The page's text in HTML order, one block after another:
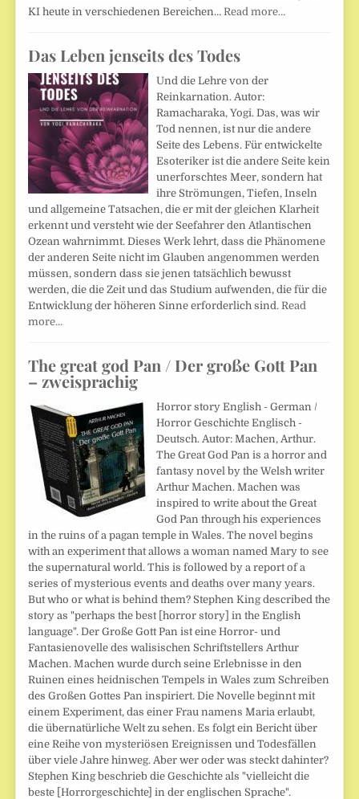
KI heute in verschiedenen Bereichen… Read more…
Das Leben jenseits des Todes
Und die Lehre von der
Reinkarnation. Autor:
Ramacharaka, Yogi. Das, was wir
Tod nennen, ist nur die andere
Seite des Lebens. Für entwickelte
Esoteriker ist die andere Seite kein
unerforschtes Meer, sondern hat
ihre Strömungen, Tiefen, Inseln
und allgemeine Tatsachen, die er mit der gleichen Klarheit
erkennt und versteht wie der Seefahrer den Atlantischen
Ozean wahrnimmt. Dieses Werk lehrt, dass die Phänomene
der anderen Seite nicht im Glauben angenommen werden
müssen, sondern dass sie jenen tatsächlich bewusst
werden, die die Zeit und das Studium aufwenden, die für die
Entwicklung der höheren Sinne erforderlich sind. Read
more…
The great god Pan / Der große Gott Pan
– zweisprachig
Horror story English - German /
Horror Geschichte Englisch -
Deutsch. Autor: Machen, Arthur.
The Great God Pan is a horror and
fantasy novel by the Welsh writer
Arthur Machen. Machen was
inspired to write about the Great
God Pan through his experiences
in the ruins of a pagan temple in Wales. The novel begins
with an experiment that allows a woman named Mary to see
the supernatural world. This is followed by a report of a
series of mysterious events and deaths over many years.
But who or what is behind them? Stephen King described the
story as "perhaps the best [horror story] in the English
language". Der Große Gott Pan ist eine Horror- und
Fantasienovelle des walisischen Schriftstellers Arthur
Machen. Machen wurde durch seine Erlebnisse in den
Ruinen eines heidnischen Tempels in Wales zum Schreiben
des Großen Gottes Pan inspiriert. Die Novelle beginnt mit
einem Experiment, das einer Frau namens Maria erlaubt,
die übernatürliche Welt zu sehen. Es folgt ein Bericht über
eine Reihe von mysteriösen Ereignissen und Todesfällen
über viele Jahre hinweg. Aber wer oder was steckt dahinter?
Stephen King beschrieb die Geschichte als "vielleicht die
beste [Horrorgeschichte] in der englischen Sprache".